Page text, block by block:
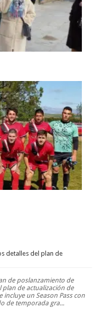
detalles del plan de
de poslanzamiento de
plan de actualización de
incluye un Season Pass con
de temporada gra...